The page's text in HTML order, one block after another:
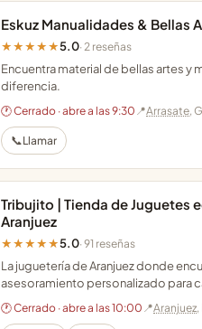
Eskuz Manualidades & Bellas
★★★★★5.0· 2 reseñas
Encuentra material de bellas artes y
diferencia.
🕐 Cerrado · abre a las 9:30 📍Arrasate,
📞Llamar
Tribujito | Tienda de Juguetes
Aranjuez
★★★★★5.0· 91 reseñas
La juguetería de Aranjuez donde
asesoramiento personalizado para
🕐 Cerrado · abre a las 10:00 📍Aranjuez